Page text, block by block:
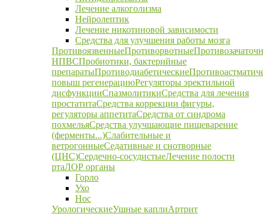
Лечение алкоголизма
Нейролептик
Лечение никотиновой зависимости
Средства для улучшения работы мозга
ПротивоязвенныеПротиворвотные
НПВСПробиотики, бактерийные
препаратыПротиводиабетические
повыш регенерациюРегуляторы эректильной
дисфункцииСпазмолитикиСредства для лечения
простатитаСредства коррекции фигуры,
регуляторы аппетитаСредства от синдрома
похмельяСредства улучшающие пищеварение
(ферменты...)Слабительные и
ветрогонныеСедативные и снотворные
(ЦНС)Сердечно-сосудистыеЛечение полости
ртаЛОР органы
Горло
Ухо
Нос
УрологическиеУшные каплиАртрит